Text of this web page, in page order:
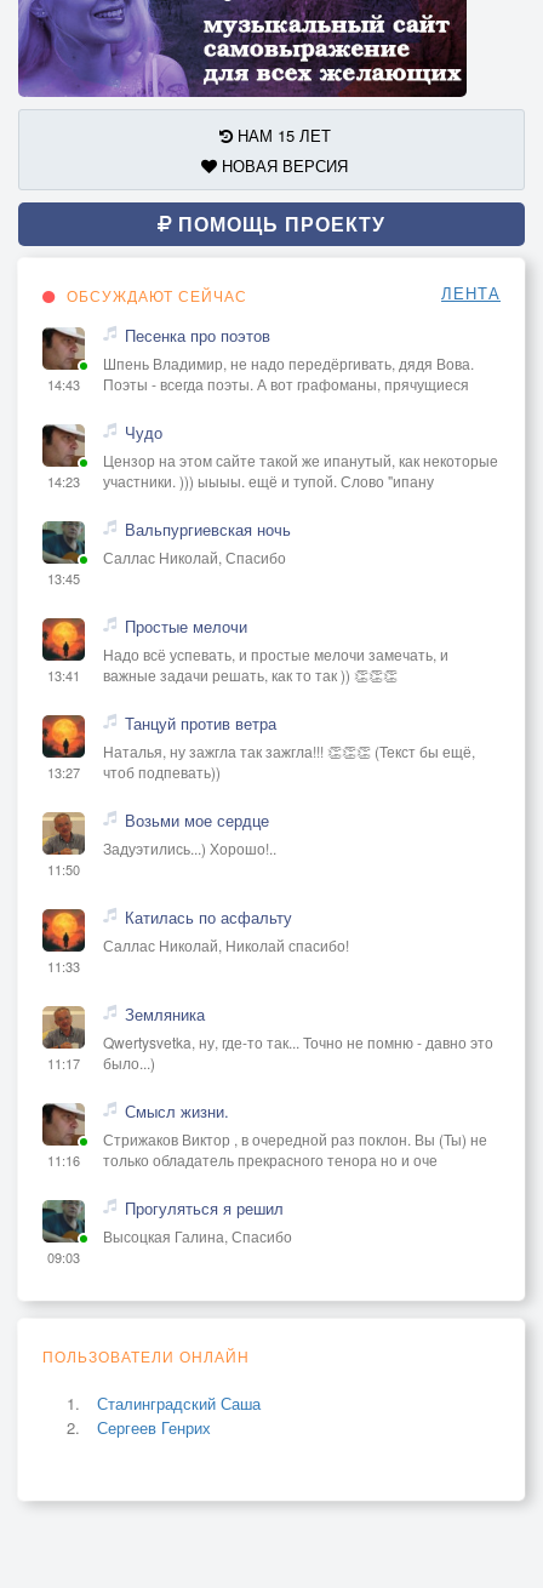
НАМ 15 ЛЕТ
НОВАЯ ВЕРСИЯ
ПОМОЩЬ ПРОЕКТУ
ОБСУЖДАЮТ СЕЙЧАС ЛЕНТА
14:43
Песенка про поэтов
Шпень Владимир, не надо передёргивать, дядя Вова.
Поэты - всегда поэты. А вот графоманы, прячущиеся
14:23
Чудо
Цензор на этом сайте такой же ипанутый, как некоторые
участники. ))) ыыыы. ещё и тупой. Слово "ипану
13:45
Вальпургиевская ночь
Саллас Николай, Спасибо
13:41
Простые мелочи
Надо всё успевать, и простые мелочи замечать, и
важные задачи решать, как то так )) 👏👏👏
13:27
Танцуй против ветра
Наталья, ну зажгла так зажгла!!! 👏👏👏 (Текст бы ещё,
чтоб подпевать))
11:50
Возьми мое сердце
Задуэтились...) Хорошо!..
11:33
Катилась по асфальту
Саллас Николай, Николай спасибо!
11:17
Земляника
Qwertysvetka, ну, где-то так... Точно не помню - давно это
было...)
11:16
Смысл жизни.
Стрижаков Виктор , в очередной раз поклон. Вы (Ты) не
только обладатель прекрасного тенора но и оче
09:03
Прогуляться я решил
Высоцкая Галина, Спасибо
ПОЛЬЗОВАТЕЛИ ОНЛАЙН
Сталинградский Саша
Сергеев Генрих